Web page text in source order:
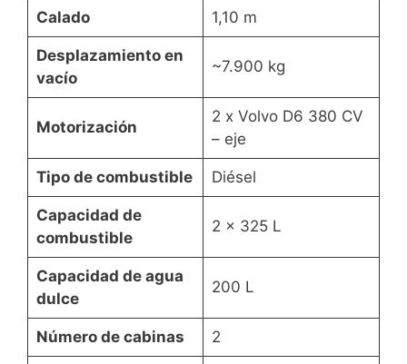
Calado 1,10 m
Desplazamiento en
vacío
~7.900 kg
Motorización
2 x Volvo D6 380 CV
– eje
Tipo de combustible Diésel
Capacidad de
combustible
2 x 325 L
Capacidad de agua
dulce
200 L
Número de cabinas 2